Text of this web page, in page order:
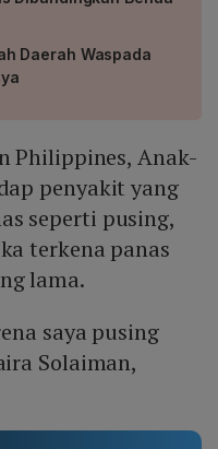
Daerah Waspada
Philippines, Anak-
penyakit yang
seperti pusing,
terkena panas
lama.
saya pusing
Solaiman,